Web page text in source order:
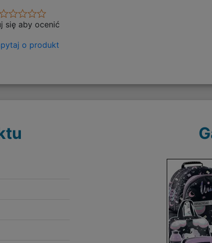
się aby ocenić
o produkt